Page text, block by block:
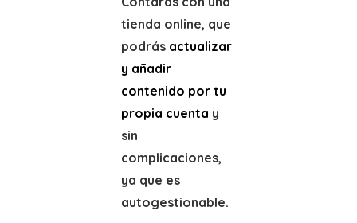
tienda online, que
podrás actualizar
y añadir
contenido por tu
propia cuenta y
sin
complicaciones,
ya que es
autogestionable.